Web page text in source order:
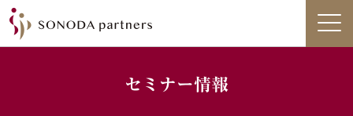
セミナー情報